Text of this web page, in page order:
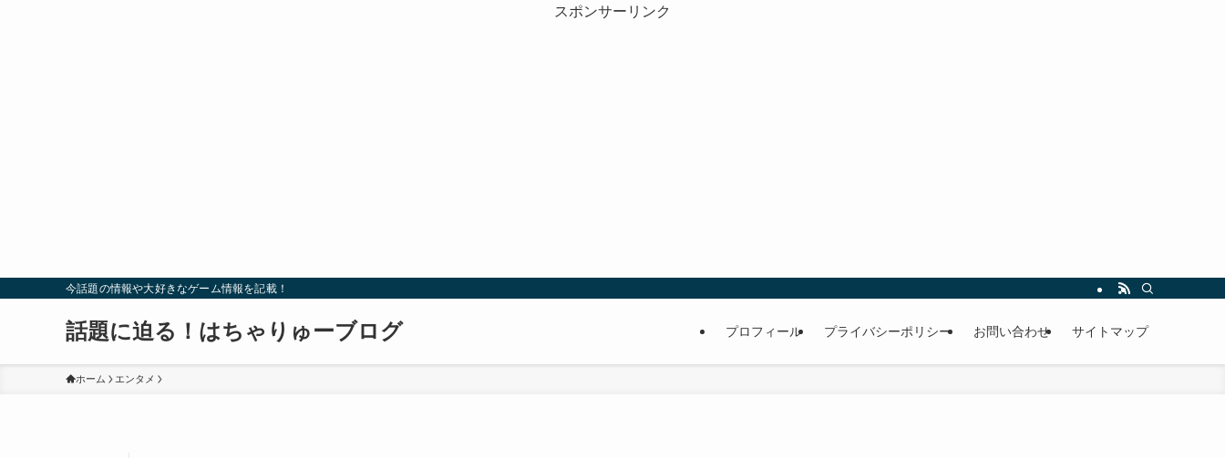
スポンサーリンク
今話題の情報や大好きなゲーム情報を記載！
話題に迫る！はちゃりゅーブログ プロフィール プライバシーポリシー お問い合わせ サイトマップ
ホーム エンタメ